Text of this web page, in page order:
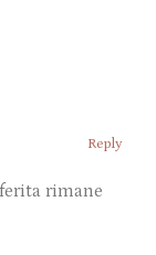
Reply
rimane